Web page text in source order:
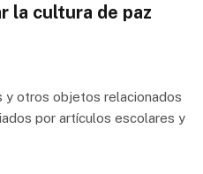
la cultura de paz
y otros objetos relacionados
por artículos escolares y